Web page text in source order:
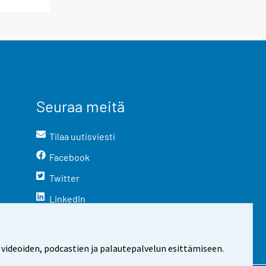
podcastien ja palautepalvelun esittämiseen.
Seuraa meitä
Tilaa uutisviesti
Facebook
Twitter
LinkedIn